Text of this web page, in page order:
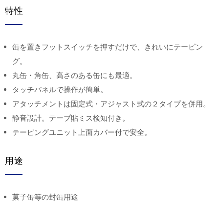
特性
缶を置きフットスイッチを押すだけで、きれいにテーピン
グ。
丸缶・角缶、高さのある缶にも最適。
タッチパネルで操作が簡単。
アタッチメントは固定式・アジャスト式の２タイプを併用。
静音設計。テープ貼ミス検知付き。
テーピングユニット上面カバー付で安全。
用途
菓子缶等の封缶用途